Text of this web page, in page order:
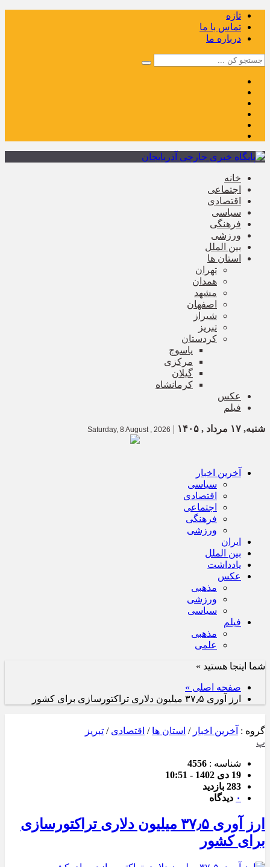
تازه
تماس با ما
درباره ما
خانه
اجتماعی
اقتصادی
سیاسی
فرهنگی
ورزشی
بین الملل
استان ها
تهران
همدان
مشهد
اصفهان
شیراز
تبریز
کردستان
یاسوج
مرکزی
گیلان
کرمانشاه
عکس
فیلم
شنبه, ۱۷ مرداد , ۱۴۰۵ |
Saturday, 8 August , 2026
آخرین اخبار
سیاسی
اقتصادی
اجتماعی
فرهنگی
ورزشی
ایران
بین الملل
یادداشت
عکس
مذهبی
ورزشی
سیاسی
فیلم
مذهبی
علمی
شما اینجا هستید »
صفحه اصلی »
ارز آوری ۳۷٫۵ میلیون دلاری تراکتورسازی برای کشور
گروه : آخرین اخبار / استان ها / اقتصادی / تبریز
پ
شناسه : 4556
19 دی 1402 - 10:51
283 بازدید
۰ دیدگاه
ارز آوری ۳۷٫۵ میلیون دلاری تراکتورسازی
برای کشور